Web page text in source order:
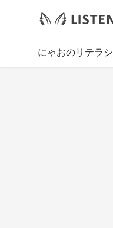
にゃおのリテラ